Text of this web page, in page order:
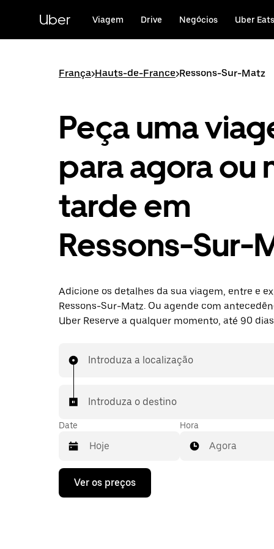
conteúdo
Uber Viagem Drive Negócios Uber Eats
França>Hauts-de-France>Ressons-Sur-Matz
Peça uma
para agora ou
tarde em
Ressons-Sur-
Adicione os detalhes da sua viagem, entre e
Ressons-Sur-Matz. Ou agende com
Uber Reserve a qualquer momento, até 90
Introduza a localização
Introduza o destino
Date
Prima
tecla
Hora
Agora
Ver os preços